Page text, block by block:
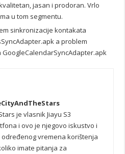
jasan i prodoran. Vrlo
u tom segmentu.
sinkronizacije kontakata
a problem
je vlasnik Jiayu S3
i ovo je njegovo iskustvo i
vremena korištenja
imate pitanja za